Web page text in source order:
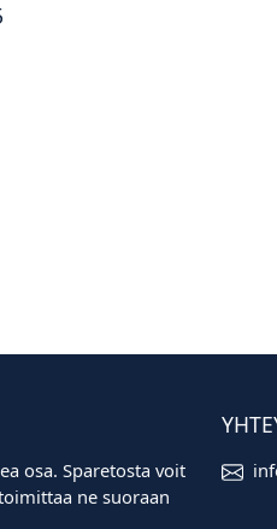
osa. Sparetosta voit
ne suoraan